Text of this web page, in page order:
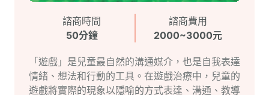
諮商時間
50分鐘
諮商費用
2000~3000元
「遊戲」是兒童最自然的溝通媒介，也是自我表達
情緒、想法和行動的工具。在遊戲治療中，兒童的
遊戲將實際的現象以隱喻的方式表達、溝通、教導